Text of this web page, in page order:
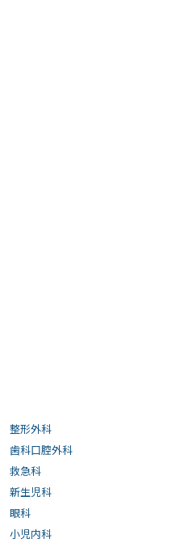
整形外科
歯科口腔外科
救急科
新生児科
眼科
小児内科